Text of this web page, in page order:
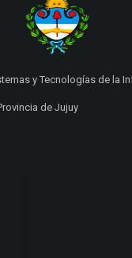
y Tecnologías de la
de Jujuy